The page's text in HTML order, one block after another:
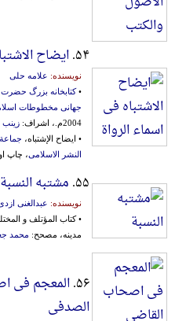
۵۴. ایضاح
نویسنده: علامه حلی
•کتابخانه بزرگ
جهانی مخطوطات
2004م.، اشراف:
• ایضاح الإشتباه،
‌النشر ‌الاسلامی‌، چاپ اول،
۵۵. مشتبه النسبة
نویسنده: عبدالغنی
• کتاب المؤتلف و
مدینه، مصحح: محمد
۵۶. المعجم فی
الصدفی